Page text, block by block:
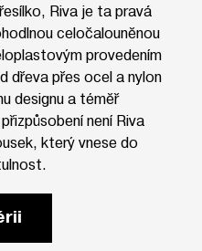
Riva je ta pravá
celočalouněnou
provedením
dřeva přes ocel a nylon
designu a téměř
není Riva
který vnese do